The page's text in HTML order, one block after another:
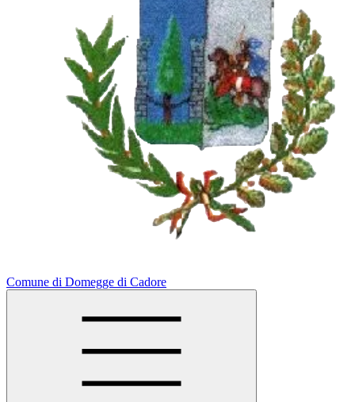
Comune di Domegge di Cadore